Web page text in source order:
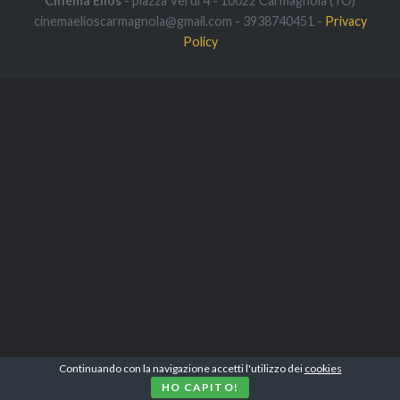
cinemaelioscarmagnola@gmail.com - 3938740451 - Privacy
Policy
Continuando con la navigazione accetti l'utilizzo dei cookies
HO CAPITO!